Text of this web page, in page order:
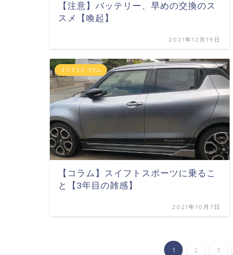
【注意】バッテリー、早めの交換のス
スメ【喚起】
2021年12月19日
ＺＣ３３Ｓ コラム
【コラム】スイフトスポーツに乗るこ
と【3年目の雑感】
2021年10月7日
1 2 3